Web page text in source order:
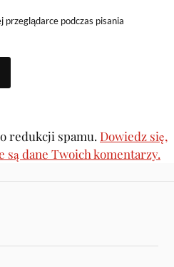
podczas pisania
redukcji spamu. Dowiedz się,
dane Twoich komentarzy.